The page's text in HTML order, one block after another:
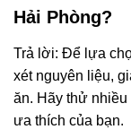
Hải Phòng?
Trả lời: Để lựa
xét nguyên liệu,
ăn. Hãy thử
ưa thích của bạn.